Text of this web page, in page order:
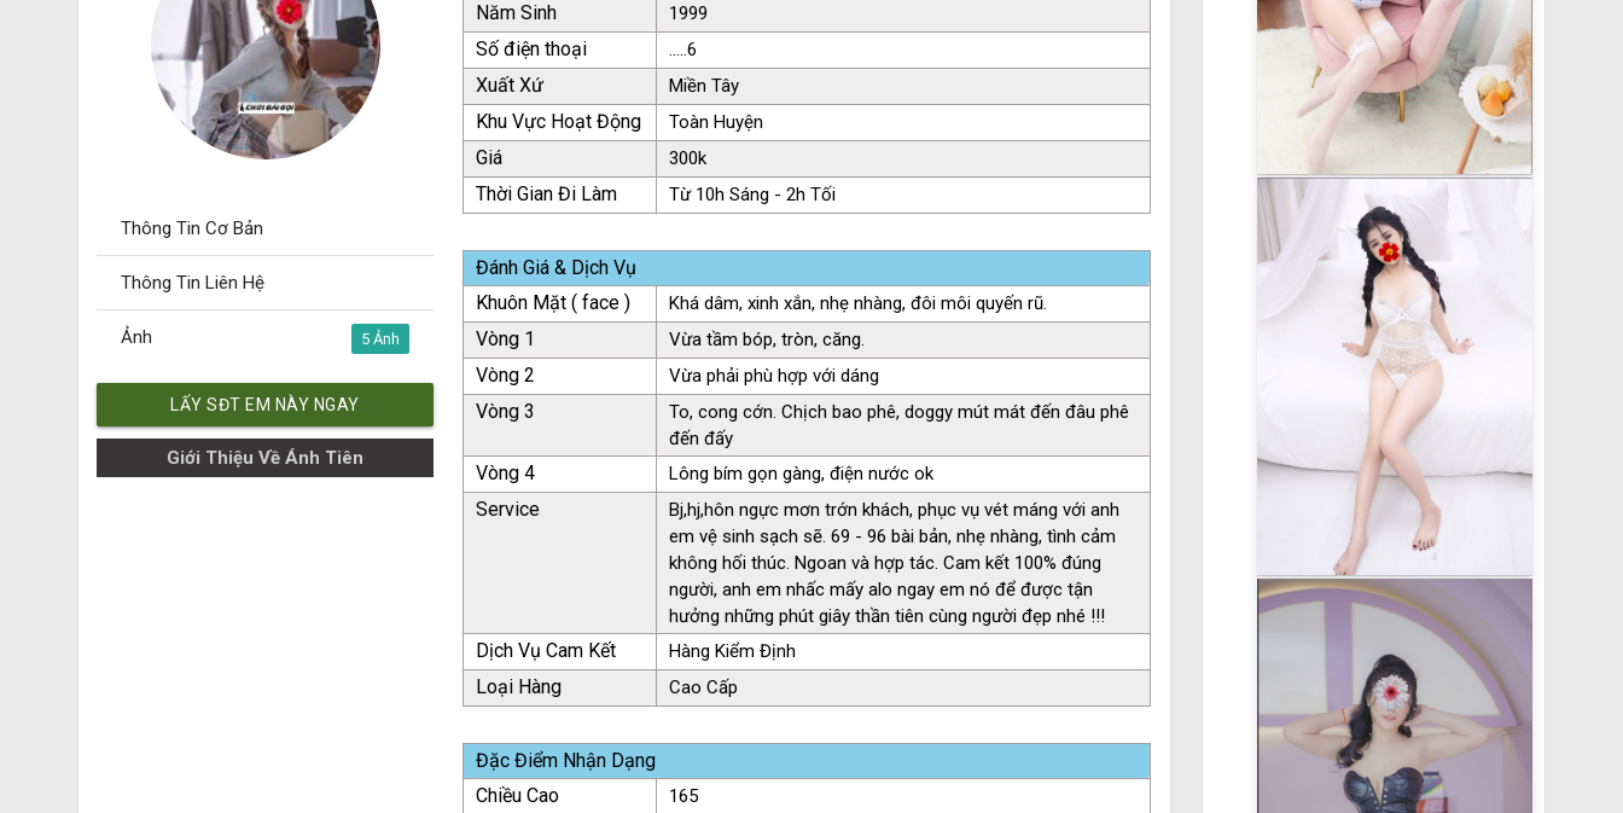
Thông Tin Cơ Bản
Thông Tin Liên Hệ
5
Ảnh
LẤY SĐT EM NÀY NGAY
Giới Thiệu Về Ánh Tiên
Năm Sinh 1999
Số điện thoại .....6
Xuất Xứ Miền Tây
Khu Vực Hoạt Động Toàn Huyện
Giá 300k
Thời Gian Đi Làm Từ 10h Sáng - 2h Tối
Đánh Giá & Dịch Vụ
Khuôn Mặt ( face )
Khá dâm, xinh xắn, nhẹ nhàng, đôi môi quyến rũ.
Vòng 1 Vừa tầm bóp, tròn, căng.
Vòng 2 Vừa phải phù hợp với dáng
Vòng 3
To, cong cớn. Chịch bao phê, doggy mút mát đến đâu phê
đến đấy
Vòng 4 Lông bím gọn gàng, điện nước ok
Service
Bj,hj,hôn ngực mơn trớn khách, phục vụ vét máng với anh
em vệ sinh sạch sẽ. 69 - 96 bài bản, nhẹ nhàng, tình cảm
không hối thúc. Ngoan và hợp tác. Cam kết 100% đúng
người, anh em nhấc mấy alo ngay em nó để được tận
hưởng những phút giây thần tiên cùng người đẹp nhé !!!
Dịch Vụ Cam Kết Hàng Kiểm Định
Loại Hàng Cao Cấp
Đặc Điểm Nhận Dạng
Chiều Cao
165